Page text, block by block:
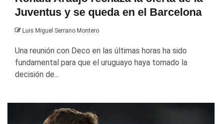
Juventus y se queda en el Barcelona
Luis Miguel Serrano Montero
Una reunión con Deco en las últimas horas ha sido
fundamental para que el uruguayo haya tomado la
decisión de...